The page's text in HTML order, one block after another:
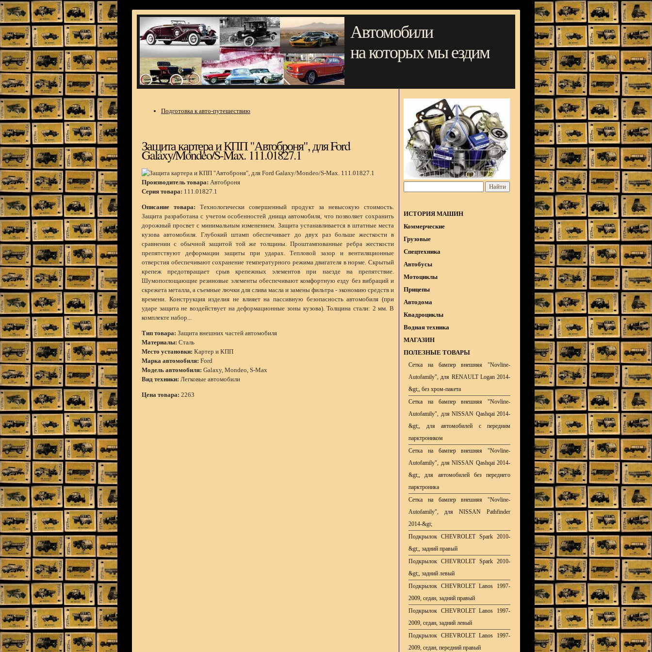
Автомобили
на которых мы ездим
Подготовка к авто-путешествию
Защита картера и КПП "Автоброня", для Ford
Galaxy/Mondeo/S-Max. 111.01827.1
Производитель товара: Автоброня
Серия товара: 111.01827.1
Описание товара: Технологически совершенный продукт за невысокую стоимость.
Защита разработана с учетом особенностей днища автомобиля, что позволяет сохранить
дорожный просвет с минимальным изменением. Защита устанавливается в штатные места
кузова автомобиля. Глубокий штамп обеспечивает до двух раз больше жесткости в
сравнении с обычной защитой той же толщины. Проштампованные ребра жесткости
препятствуют деформации защиты при ударах. Тепловой зазор и вентиляционные
отверстия обеспечивают сохранение температурного режима двигателя в норме. Скрытый
крепеж предотвращает срыв крепежных элементов при наезде на препятствие.
Шумопоглощающие резиновые элементы обеспечивают комфортную езду без вибраций и
скрежета металла, а съемные лючки для слива масла и замены фильтра - экономию средств и
времени. Конструкция изделия не влияет на пассивную безопасность автомобиля (при
ударе защита не воздействует на деформационные зоны кузова). Толщина стали: 2 мм. В
комплекте набор...
Тип товара: Защита внешних частей автомобиля
Материалы: Сталь
Место установки: Картер и КПП
Марка автомобиля: Ford
Модель автомобиля: Galaxy, Mondeo, S-Max
Вид техники: Легковые автомобили
Цена товара: 2263
ИСТОРИЯ МАШИН
Коммерческие
Грузовые
Спецтехника
Автобусы
Мотоциклы
Прицепы
Автодома
Квадроциклы
Водная техника
МАГАЗИН
ПОЛЕЗНЫЕ ТОВАРЫ
Сетка на бампер внешняя "Novline-
Autofamily", для RENAULT Logan 2014-
&gt;, без хром-пакета
Сетка на бампер внешняя "Novline-
Autofamily", для NISSAN Qashqai 2014-
&gt;, для автомобилей с передним
парктроником
Сетка на бампер внешняя "Novline-
Autofamily", для NISSAN Qashqai 2014-
&gt;, для автомобилей без переднего
парктроника
Сетка на бампер внешняя "Novline-
Autofamily", для NISSAN Pathfinder
2014-&gt;
Подкрылок CHEVROLET Spark 2010-
&gt;, задний правый
Подкрылок CHEVROLET Spark 2010-
&gt;, задний левый
Подкрылок CHEVROLET Lanos 1997-
2009, седан, задний правый
Подкрылок CHEVROLET Lanos 1997-
2009, седан, задний левый
Подкрылок CHEVROLET Lanos 1997-
2009, седан, передний правый